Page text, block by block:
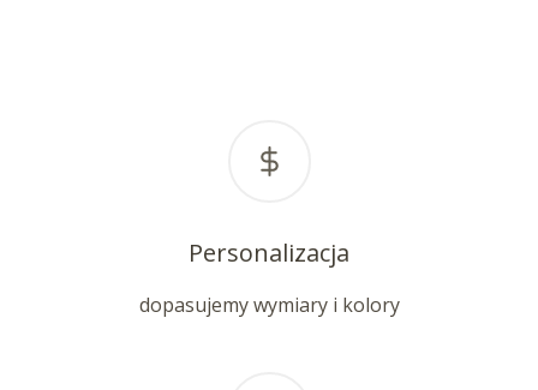
Personalizacja
dopasujemy wymiary i kolory